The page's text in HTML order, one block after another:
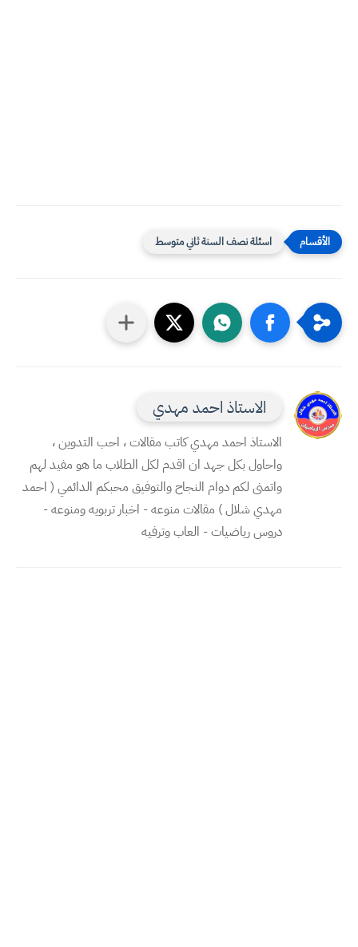
اسئلة نصف السنة ثاني متوسط
الاستاذ احمد مهدي
الاستاذ احمد مهدي كاتب مقالات ، احب التدوين ،
واحاول بكل جهد ان اقدم لكل الطلاب ما هو مفيد لهم
واتمنى لكم دوام النجاح والتوفيق محبكم الدائمي ( احمد
مهدي شلال ) مقالات منوعه - اخبار تربويه ومنوعه -
دروس رياضيات - العاب وترفيه